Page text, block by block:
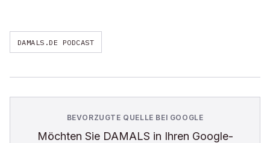
DAMALS.DE PODCAST
BEVORZUGTE QUELLE BEI GOOGLE
Möchten Sie DAMALS in Ihren Google-